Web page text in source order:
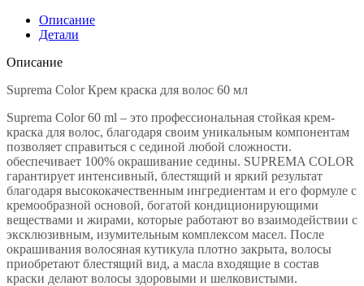
Описание
Детали
Описание
Suprema Color Крем краска для волос 60 мл
Suprema Color 60 ml – это профессиональная стойкая крем-
краска для волос, благодаря своим уникальным компонентам
позволяет справиться с сединой любой сложности.
обеспечивает 100% окрашивание седины. SUPREMA COLOR
гарантирует интенсивный, блестящий и яркий результат
благодаря высококачественным ингредиентам и его формуле с
кремообразной основой, богатой кондиционирующими
веществами и жирами, которые работают во взаимодействии с
эксклюзивным, изумительным комплексом масел. После
окрашивания волосяная кутикула плотно закрыта, волосы
приобретают блестящий вид, а масла входящие в состав
краски делают волосы здоровыми и шелковистыми.